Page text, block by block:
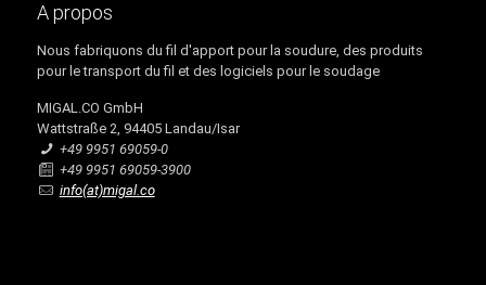
A propos
Nous fabriquons du fil d'apport pour la soudure, des produits
pour le transport du fil et des logiciels pour le soudage
MIGAL.CO GmbH
Wattstraße 2, 94405 Landau/Isar
+49 9951 69059-0
+49 9951 69059-3900
info(at)migal.co